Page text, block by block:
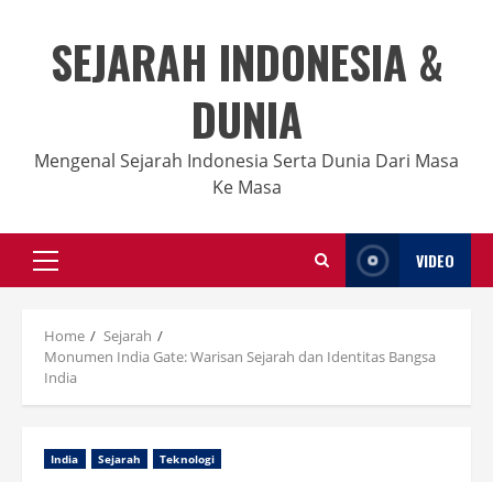
contentSEJARAH INDONESIA &
DUNIA
Mengenal Sejarah Indonesia Serta Dunia Dari Masa
Ke Masa
Primary
Menu
VIDEO
Home
Sejarah
Monumen India Gate: Warisan Sejarah dan Identitas Bangsa
India
India Sejarah Teknologi